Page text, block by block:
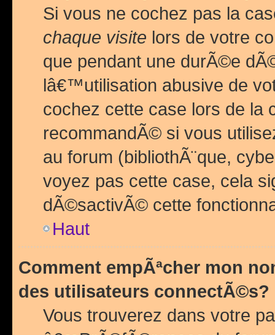
Si vous ne cochez pas la
chaque visite lors de votre
que pendant une durÃ©e
lâ€™utilisation abusive de
cochez cette case lors de
recommandÃ© si vous
au forum (bibliothÃ¨que,
voyez pas cette case, cela
dÃ©sactivÃ© cette
Haut
Comment empÃªcher mon
des utilisateurs connectÃ©s?
Vous trouverez dans votre